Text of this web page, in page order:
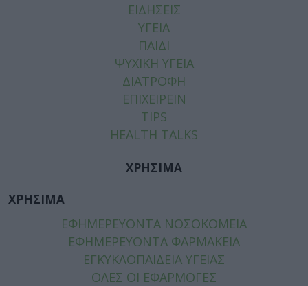
ΕΙΔΗΣΕΙΣ
ΥΓΕΙΑ
ΠΑΙΔΙ
ΨΥΧΙΚΗ ΥΓΕΙΑ
ΔΙΑΤΡΟΦΗ
ΕΠΙΧΕΙΡΕΙΝ
TIPS
HEALTH TALKS
ΧΡΗΣΙΜΑ
ΧΡΗΣΙΜΑ
ΕΦΗΜΕΡΕΥΟΝΤΑ ΝΟΣΟΚΟΜΕΙΑ
ΕΦΗΜΕΡΕΥΟΝΤΑ ΦΑΡΜΑΚΕΙΑ
ΕΓΚΥΚΛΟΠΑΙΔΕΙΑ ΥΓΕΙΑΣ
ΟΛΕΣ ΟΙ ΕΦΑΡΜΟΓΕΣ